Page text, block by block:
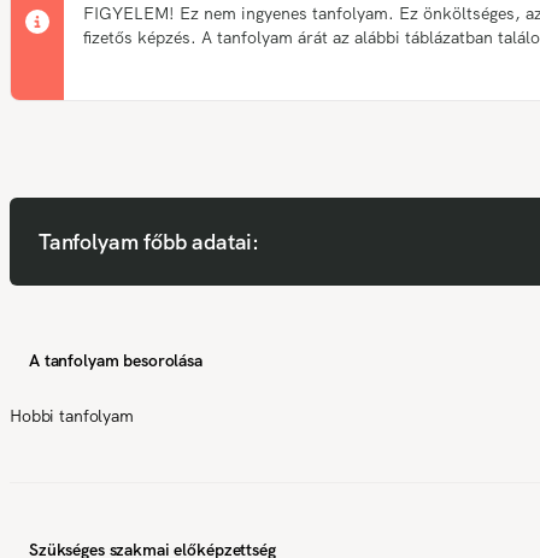
FIGYELEM! Ez nem ingyenes tanfolyam. Ez önköltséges,
fizetős képzés. A tanfolyam árát az alábbi táblázatban
Tanfolyam főbb adatai:
A tanfolyam besorolása
Hobbi tanfolyam
Szükséges szakmai előképzettség